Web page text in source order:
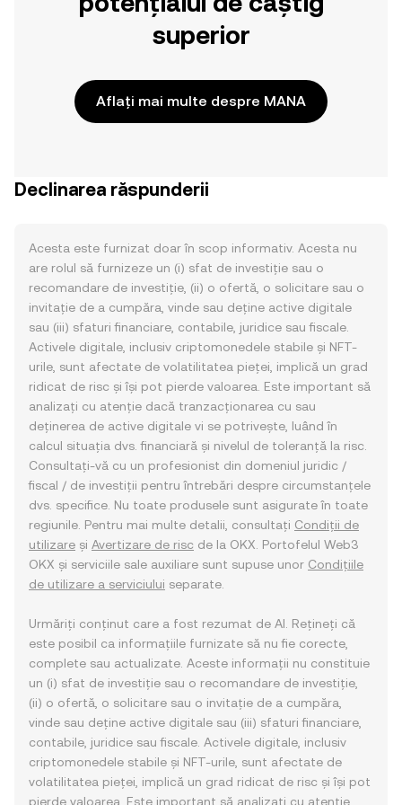
superior
Aflați mai multe despre MANA
Declinarea răspunderii
Acesta este furnizat doar în scop informativ. Acesta nu
are rolul să furnizeze un (i) sfat de investiție sau o
recomandare de investiție, (ii) o ofertă, o solicitare sau o
invitație de a cumpăra, vinde sau deține active digitale
sau (iii) sfaturi financiare, contabile, juridice sau fiscale.
Activele digitale, inclusiv criptomonedele stabile și NFT-
urile, sunt afectate de volatilitatea pieței, implică un grad
ridicat de risc și își pot pierde valoarea. Este important să
analizați cu atenție dacă tranzacționarea cu sau
deținerea de active digitale vi se potrivește, luând în
calcul situația dvs. financiară și nivelul de toleranță la risc.
Consultați-vă cu un profesionist din domeniul juridic /
fiscal / de investiții pentru întrebări despre circumstanțele
dvs. specifice. Nu toate produsele sunt asigurate în toate
regiunile. Pentru mai multe detalii, consultați Condiții de
utilizare și Avertizare de risc de la OKX. Portofelul Web3
OKX și serviciile sale auxiliare sunt supuse unor Condițiile
de utilizare a serviciului separate.
Urmăriți conținut care a fost rezumat de AI. Rețineți că
este posibil ca informațiile furnizate să nu fie corecte,
complete sau actualizate. Aceste informații nu constituie
un (i) sfat de investiție sau o recomandare de investiție,
(ii) o ofertă, o solicitare sau o invitație de a cumpăra,
vinde sau deține active digitale sau (iii) sfaturi financiare,
contabile, juridice sau fiscale. Activele digitale, inclusiv
criptomonedele stabile și NFT-urile, sunt afectate de
volatilitatea pieței, implică un grad ridicat de risc și își pot
pierde valoarea. Este important să analizați cu atenție